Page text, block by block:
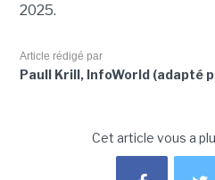
2025.
Article rédigé par
Paull Krill, InfoWorld (adapté
Cet article vous a